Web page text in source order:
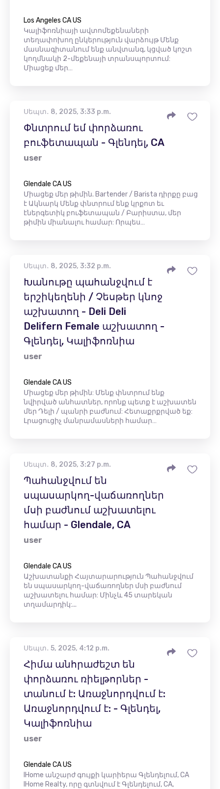
Los Angeles CA US
Կալիֆոռնիայի ավտոմեքենաների
տեղափոխող ընկերություն վարձույթ Մենք
մասնագիտանում ենք անվտանգ, կցված կոշտ
կողմնակի 2-մեքենայի տրանսպորտում:
Միացեք մեր…
Սեպտ․ 8, 2025, 3:33 p.m.
Փնտրում եմ փորձառու
բուֆետապան - Գլենդել, CA
user
Glendale CA US
Միացեք մեր թիմին. Bartender / Barista դիրքը բաց
է Ակնարկ Մենք փնտրում ենք կրքոտ եւ
էներգետիկ բուֆետապան / Բարիստա, մեր
թիմին միանալու համար: Որպես…
Սեպտ․ 8, 2025, 3:32 p.m.
Խանութը պահանջվում է
երշիկեղենի / Չեսթեր կնոջ
աշխատող - Deli Deli
Delifern Female աշխատող -
Գլենդել, Կալիֆոռնիա
user
Glendale CA US
Միացեք մեր թիմին: Մենք փնտրում ենք
նվիրված անհատներ, որոնք պետք է աշխատեն
մեր Դելի / պանրի բաժնում: Հետաքրքրված եք:
Լրացուցիչ մանրամասների համար…
Սեպտ․ 8, 2025, 3:27 p.m.
Պահանջվում են
սպասարկող-վաճառողներ
մսի բաժնում աշխատելու
համար - Glendale, CA
user
Glendale CA US
Աշխատանքի Հայտարարություն Պահանջվում
են սպասարկող-վաճառողներ մսի բաժնում
աշխատելու համար: Մինչև 45 տարեկան
տղամարդիկ:...
Սեպտ․ 5, 2025, 4:12 p.m.
Հիմա անհրաժեշտ են
փորձառու ռիելթորներ -
տանում է: Առաջնորդվում է:
Առաջնորդվում է: - Գլենդել,
Կալիֆոռնիա
user
Glendale CA US
IHome անշարժ գույքի կարիերա Գլենդելում, CA
IHome Realty, որը գտնվում է Գլենդելում, CA,